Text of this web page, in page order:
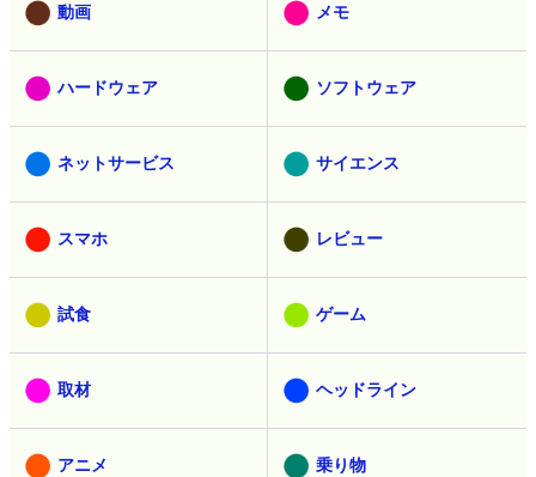
動画 メモ
ハードウェア ソフトウェア
ネットサービス サイエンス
スマホ レビュー
試食 ゲーム
取材 ヘッドライン
アニメ 乗り物